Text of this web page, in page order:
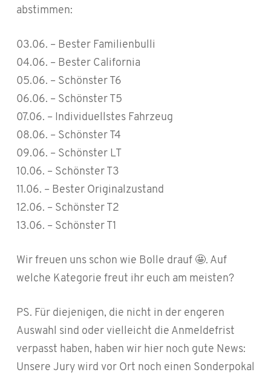
abstimmen:
03.06. – Bester Familienbulli
04.06. – Bester California
05.06. – Schönster T6
06.06. – Schönster T5
07.06. – Individuellstes Fahrzeug
08.06. – Schönster T4
09.06. – Schönster LT
10.06. – Schönster T3
11.06. – Bester Originalzustand
12.06. – Schönster T2
13.06. – Schönster T1
Wir freuen uns schon wie Bolle drauf 🤩. Auf
welche Kategorie freut ihr euch am meisten?
PS. Für diejenigen, die nicht in der engeren
Auswahl sind oder vielleicht die Anmeldefrist
verpasst haben, haben wir hier noch gute News:
Unsere Jury wird vor Ort noch einen Sonderpokal